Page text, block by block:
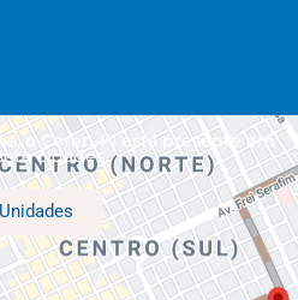
o Coren-PI está presente em
cidades.